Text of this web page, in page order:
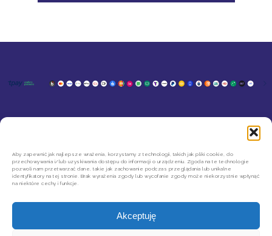
Aby zapewnić jak najlepsze wrażenia, korzystamy z technologii, takich jak pliki cookie, do
przechowywania i/lub uzyskiwania dostępu do informacji o urządzeniu. Zgoda na te technologie
pozwoli nam przetwarzać dane, takie jak zachowanie podczas przeglądania lub unikalne
identyfikatory na tej stronie. Brak wyrażenia zgody lub wycofanie zgody może niekorzystnie wpłynąć
na niektóre cechy i funkcje.
Akceptuję
REGULAMIN SKLEPU
POLITYKA PRYWATNOŚCI
REGULAMIN NEWSLETTERA